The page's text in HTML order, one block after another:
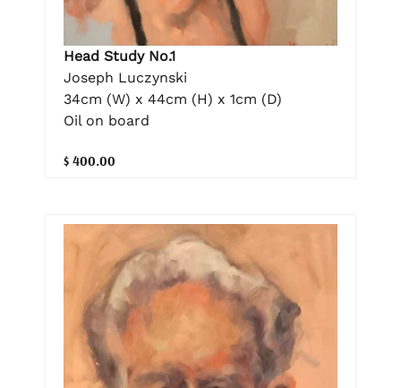
Head Study No.1
Joseph Luczynski
34cm (W) x 44cm (H) x 1cm (D)
Oil on board
$ 400.00